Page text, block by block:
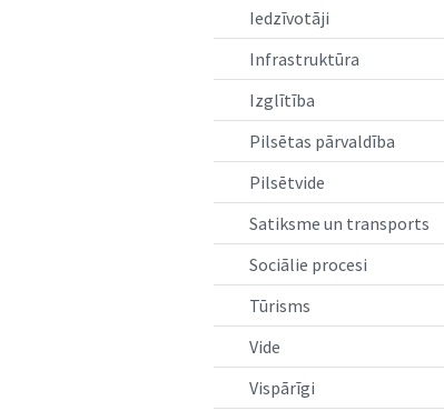
Iedzīvotāji
Infrastruktūra
Izglītība
Pilsētas pārvaldība
Pilsētvide
Satiksme un transports
Sociālie procesi
Tūrisms
Vide
Vispārīgi